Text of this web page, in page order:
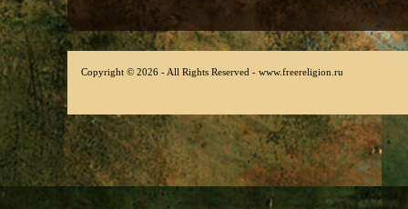
Copyright © 2026 - All Rights Reserved - www.freereligion.ru